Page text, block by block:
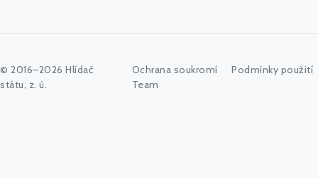
© 2016–2026 Hlídač
státu, z. ú.
Ochrana soukromí
Podmínky použití
Team